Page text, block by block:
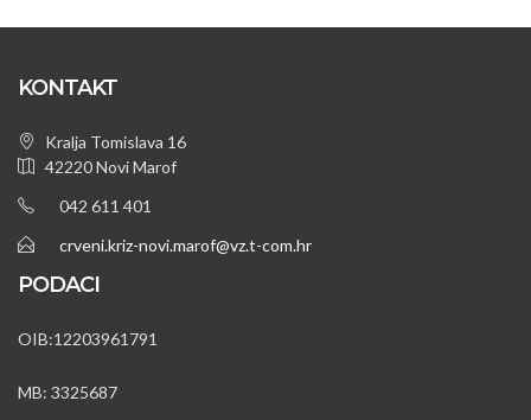
KONTAKT
Kralja Tomislava 16
42220 Novi Marof
042 611 401
crveni.kriz-novi.marof@vz.t-com.hr
PODACI
OIB:12203961791
MB: 3325687